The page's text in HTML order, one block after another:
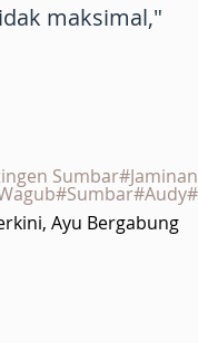
maksimal,"
Sumbar#Jaminan
Ayu Bergabung